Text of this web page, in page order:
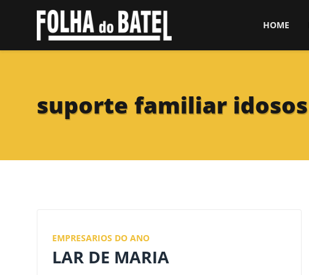
HOME
suporte familiar idosos
EMPRESARIOS DO ANO
LAR DE MARIA